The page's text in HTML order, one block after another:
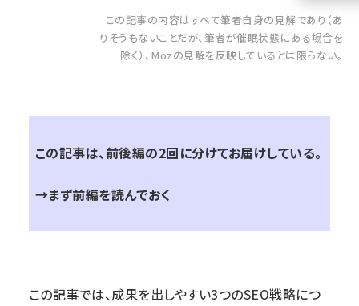
この記事の内容はすべて筆者自身の見解であり（あ
りそうもないことだが、筆者が催眠状態にある場合を
除く）、Mozの見解を反映しているとは限らない。
この記事は、前後編の2回に分けてお届けしている。
→まず前編を読んでおく
この記事では、成果を出しやすい3つのSEO戦略につ